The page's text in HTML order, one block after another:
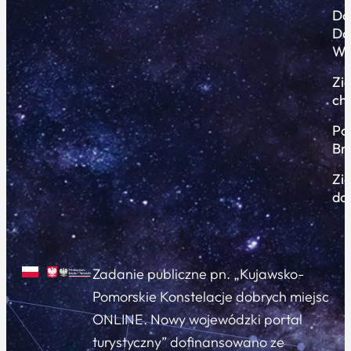
Zadanie publiczne pn. „Kujawsko-
Pomorskie Konstelacje dobrych miejsc
ONLINE. Nowy wojewódzki portal
turystyczny” dofinansowano ze